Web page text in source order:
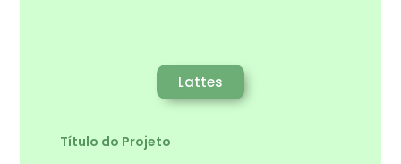
Lattes
Título do Projeto